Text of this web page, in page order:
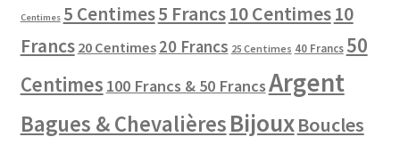
Centimes 5 Centimes5 Francs10 Centimes10
Francs 20 Centimes 20 Francs 25 Centimes 40 Francs 50
Centimes 100 Francs & 50 FrancsArgent
Bagues & ChevalièresBijouxBoucles